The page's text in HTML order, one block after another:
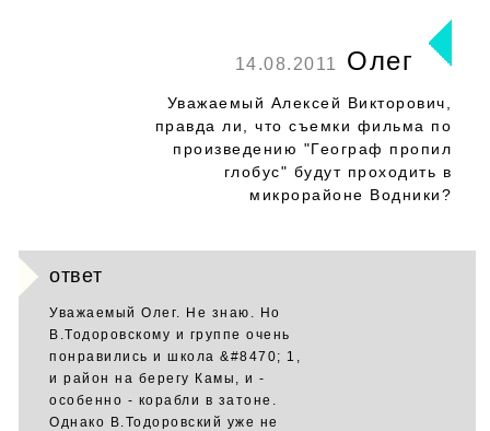
14.08.2011 Олег
Уважаемый Алексей Викторович,
правда ли, что съемки фильма по
произведению "Географ пропил
глобус" будут проходить в
микрорайоне Водники?
ответ
Уважаемый Олег. Не знаю. Но
В.Тодоровскому и группе очень
понравились и школа &#8470; 1,
и район на берегу Камы, и -
особенно - корабли в затоне.
Однако В.Тодоровский уже не